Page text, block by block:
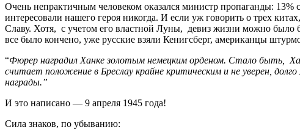
Очень непрактичным человеком оказался министр пропаганды:
интересовали нашего героя никогда. И если уж говорить о трех
Славу. Хотя, с учетом его властной Луны, девиз жизни можно было
все было кончено, уже русские взяли Кенигсберг, американцы
“Фюрер наградил Ханке золотым немецким орденом. Стало быть,
считает положение в Бреслау крайне критическим и не уверен,
награды.”
И это написано — 9 апреля 1945 года!
Сила знаков, по убыванию: